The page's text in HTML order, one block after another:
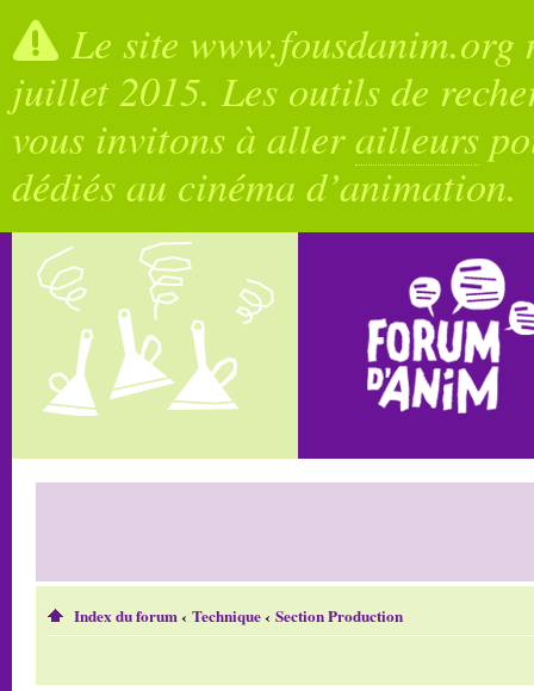
Le site
juillet 2015. Les outils de
vous invitons à allerailleurs
dédiés au cinéma d’animation.
Index du forum‹ Technique‹ Section Production